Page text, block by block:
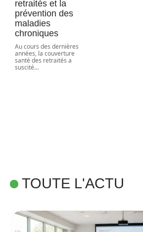
retraités et la
prévention des
maladies
chroniques
Au cours des dernières
années, la couverture
santé des retraités a
suscité…
TOUTE L'ACTU